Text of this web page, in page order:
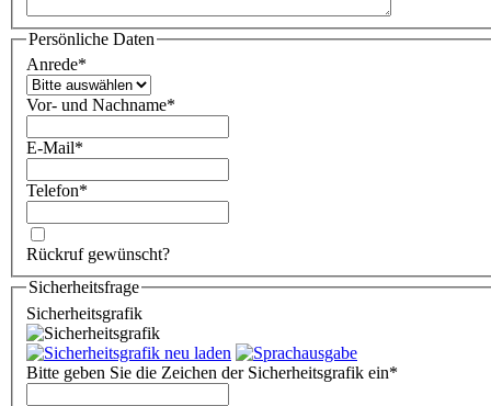
Persönliche Daten
Anrede*
Vor- und Nachname*
E-Mail*
Telefon*
Rückruf gewünscht?
Sicherheitsfrage
Sicherheitsgrafik
Bitte geben Sie die Zeichen der Sicherheitsgrafik ein*